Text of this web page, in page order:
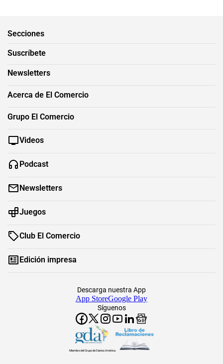
Secciones
Suscríbete
Newsletters
Acerca de El Comercio
Grupo El Comercio
Videos
Podcast
Newsletters
Juegos
Club El Comercio
Edición impresa
Síguenos
Descarga nuestra App
App StoreGoogle Play
Miembro del Grupo de Diarios América